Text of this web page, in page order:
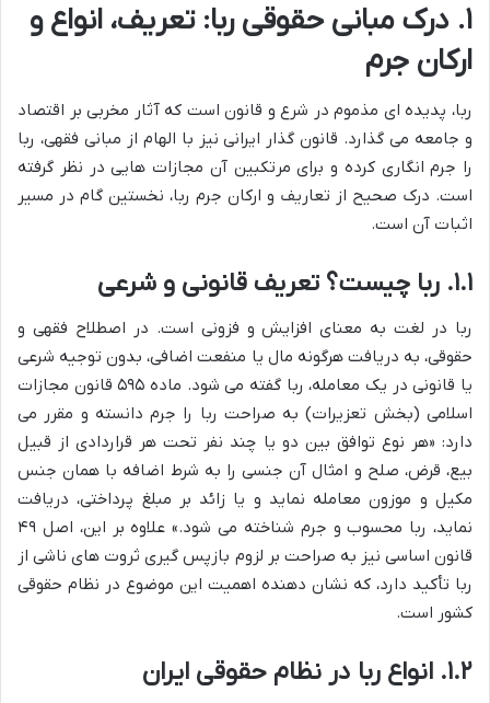
۱. درک مبانی حقوقی ربا: تعریف، انواع و
ارکان جرم
ربا، پدیده ای مذموم در شرع و قانون است که آثار مخربی بر اقتصاد
و جامعه می گذارد. قانون گذار ایرانی نیز با الهام از مبانی فقهی، ربا
را جرم انگاری کرده و برای مرتکبین آن مجازات هایی در نظر گرفته
است. درک صحیح از تعاریف و ارکان جرم ربا، نخستین گام در مسیر
اثبات آن است.
۱.۱. ربا چیست؟ تعریف قانونی و شرعی
ربا در لغت به معنای افزایش و فزونی است. در اصطلاح فقهی و
حقوقی، به دریافت هرگونه مال یا منفعت اضافی، بدون توجیه شرعی
یا قانونی در یک معامله، ربا گفته می شود. ماده ۵۹۵ قانون مجازات
اسلامی (بخش تعزیرات) به صراحت ربا را جرم دانسته و مقرر می
دارد: «هر نوع توافق بین دو یا چند نفر تحت هر قراردادی از قبیل
بیع، قرض، صلح و امثال آن جنسی را به شرط اضافه با همان جنس
مکیل و موزون معامله نماید و یا زائد بر مبلغ پرداختی، دریافت
نماید، ربا محسوب و جرم شناخته می شود.» علاوه بر این، اصل ۴۹
قانون اساسی نیز به صراحت بر لزوم بازپس گیری ثروت های ناشی از
ربا تأکید دارد، که نشان دهنده اهمیت این موضوع در نظام حقوقی
کشور است.
۱.۲. انواع ربا در نظام حقوقی ایران